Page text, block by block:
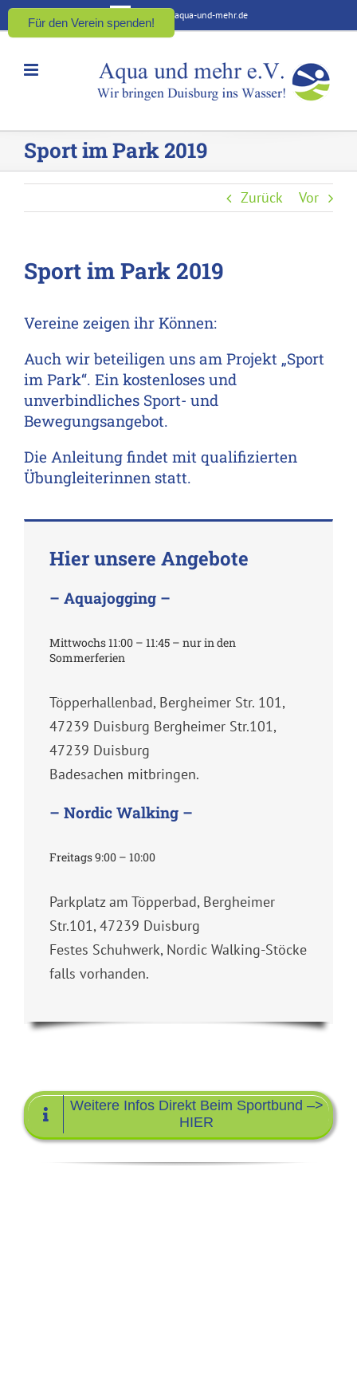
Zum
Inhalt
kontakt@aqua-und-mehr.de
Sport im Park 2019
Zurück Vor
Sport im Park 2019
Vereine zeigen ihr Können:
Auch wir beteiligen uns am Projekt „Sport
im Park“. Ein kostenloses und
unverbindliches Sport- und
Bewegungsangebot.
Die Anleitung findet mit qualifizierten
Übungleiterinnen statt.
Hier unsere Angebote
– Aquajogging –
Mittwochs 11:00 – 11:45 – nur in den
Sommerferien
Töpperhallenbad, Bergheimer Str. 101,
47239 Duisburg Bergheimer Str.101,
47239 Duisburg
Badesachen mitbringen.
– Nordic Walking –
Freitags 9:00 – 10:00
Parkplatz am Töpperbad, Bergheimer
Str.101, 47239 Duisburg
Festes Schuhwerk, Nordic Walking-Stöcke
falls vorhanden.
Weitere Infos Direkt Beim Sportbund –>
HIER
Für den Verein spenden!